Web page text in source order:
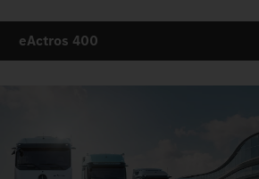
eActros 400